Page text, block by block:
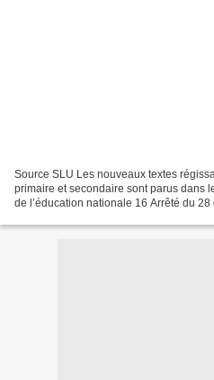
Source SLU Les nouveaux textes
primaire et secondaire sont parus dans
de l’éducation nationale 16 Arrêté du